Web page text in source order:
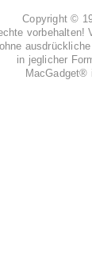
Copyright ©
vorbehalten!
in jeglicher
MacGadget®